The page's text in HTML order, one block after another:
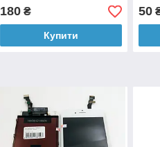
180₴
Купити
50